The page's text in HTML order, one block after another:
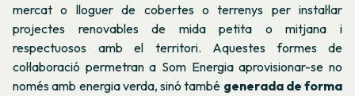
mercat o lloguer de cobertes o terrenys per instal·lar
projectes renovables de mida petita o mitjana i
respectuosos amb el territori. Aquestes formes de
col·laboració permetran a Som Energia aprovisionar-se no
només amb energia verda, sinó també generada de forma